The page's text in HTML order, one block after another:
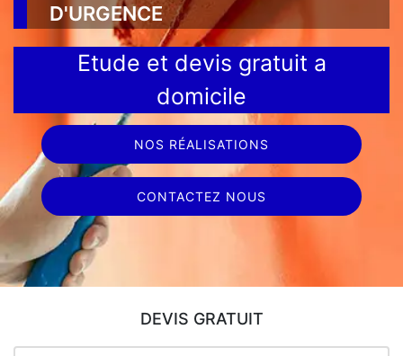
D'URGENCE
Etude et devis gratuit a
domicile
NOS RÉALISATIONS
CONTACTEZ NOUS
DEVIS GRATUIT